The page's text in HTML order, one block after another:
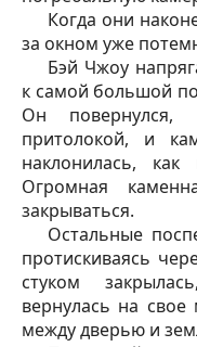
Когда они
за окном уже
Бэй Чжоу
к самой большой
Он
притолокой, и
наклонилась,
Огромная
закрываться.
Остальные
протискиваясь
стуком
вернулась на свое
между дверью и